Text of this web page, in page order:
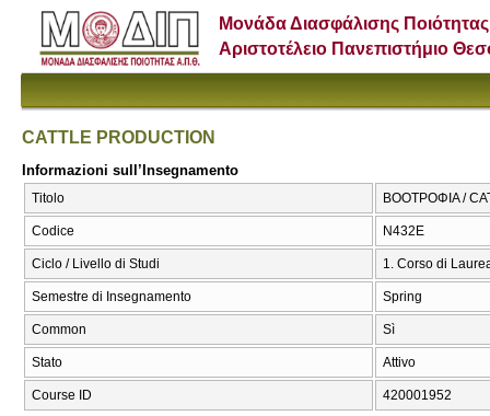
Μονάδα Διασφάλισης Ποιότητας
Αριστοτέλειο Πανεπιστήμιο
CATTLE PRODUCTION
Informazioni sull’Insegnamento
Titolo ΒΟΟΤΡΟΦΙΑ /
Codice Ν432Ε
Ciclo / Livello di Studi 1. Corso di
Semestre di Insegnamento Spring
Common Sì
Stato Attivo
Course ID 420001952